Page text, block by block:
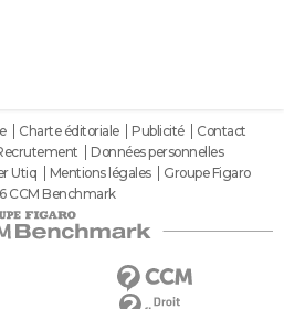
Charte éditoriale Publicité
Contact
Données personnelles
Utiq Mentions légales
Groupe Figaro
CCM Benchmark